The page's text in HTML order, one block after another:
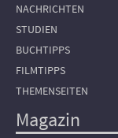
NACHRICHTEN
STUDIEN
BUCHTIPPS
FILMTIPPS
THEMENSEITEN
Magazin